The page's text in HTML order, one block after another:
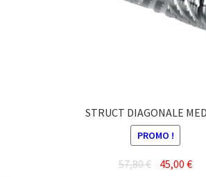
STRUCT DIAGONALE
PROMO !
57,80€ Le45,00€Le